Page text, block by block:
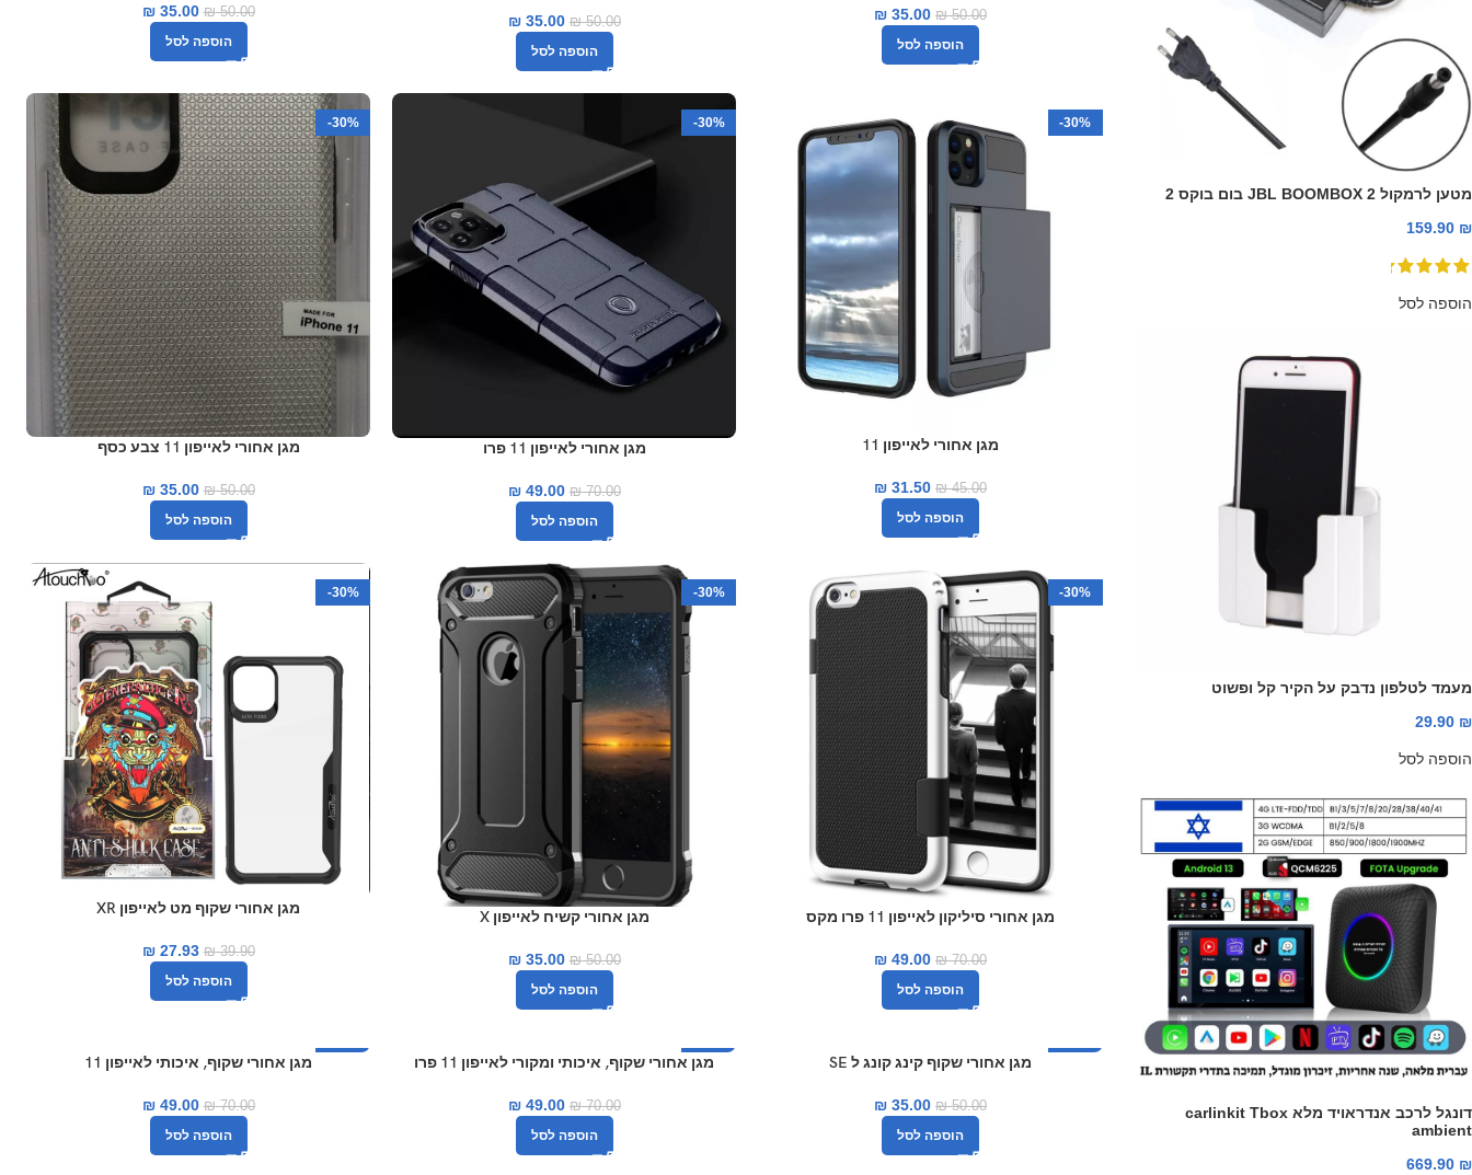
מטען לרמקול JBL BOOMBOX 2 בום בוקס 2
₪
הוספה לסל
מעמד לטלפון נדבק על הקיר קל ופשוט
₪
הוספה לסל
דונגל לרכב אנדראויד מלא carlinkit Tbox
ambient
₪
₪50.00
₪35.00
הוספה לסל
₪50.00
₪35.00
הוספה לסל
₪50.00
₪35.00
הוספה לסל
-30%
מגן אחורי לאייפון 11
₪45.00
₪31.50
הוספה לסל
-30%
מגן אחורי לאייפון 11 פרו
₪70.00
₪49.00
הוספה לסל
-30%
מגן אחורי לאייפון 11 צבע כסף
₪50.00
₪35.00
הוספה לסל
-30%
מגן אחורי סיליקון לאייפון 11 פרו מקס
₪70.00
₪49.00
הוספה לסל
-30%
מגן אחורי קשיח לאייפון X
₪50.00
₪35.00
הוספה לסל
-30%
מגן אחורי שקוף מט לאייפון XR
₪39.90
₪27.93
הוספה לסל
מגן אחורי שקוף קינג קונג ל SE
₪50.00
₪35.00
הוספה לסל
-30%
מגן אחורי שקוף, איכותי ומקורי לאייפון 11 פרו
₪70.00
₪49.00
הוספה לסל
מגן אחורי שקוף, איכותי לאייפון 11
₪70.00
₪49.00
הוספה לסל